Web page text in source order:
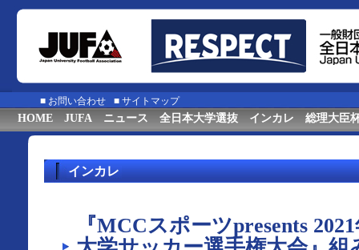
■ お問い合わせ ■ サイトマップ
HOME JUFA ニュース 全日本大学選抜 インカレ 総理大臣
インカレ
『MCCスポーツpresents